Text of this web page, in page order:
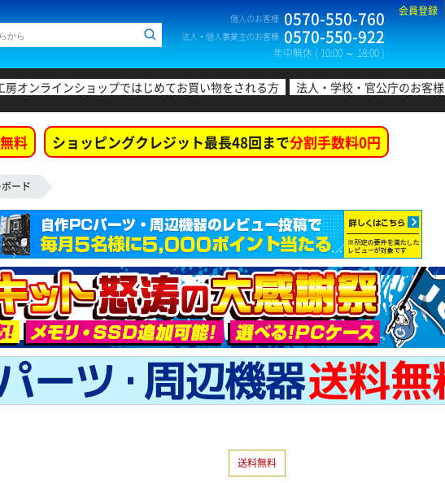
個人のお客様 0570-550-760
法人・個人事業主のお客様 0570-550-922
年中無休 ( 10:00 ～ 18:00 )
会員登録
房オンラインショップではじめてお買い物をされる方 法人・学校・官公庁のお客様
料 ショッピングクレジット最長48回まで分割手数料0円
ード
送料無料